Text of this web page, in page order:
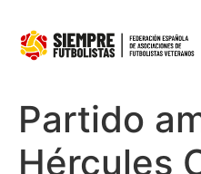
Partido
Hércules